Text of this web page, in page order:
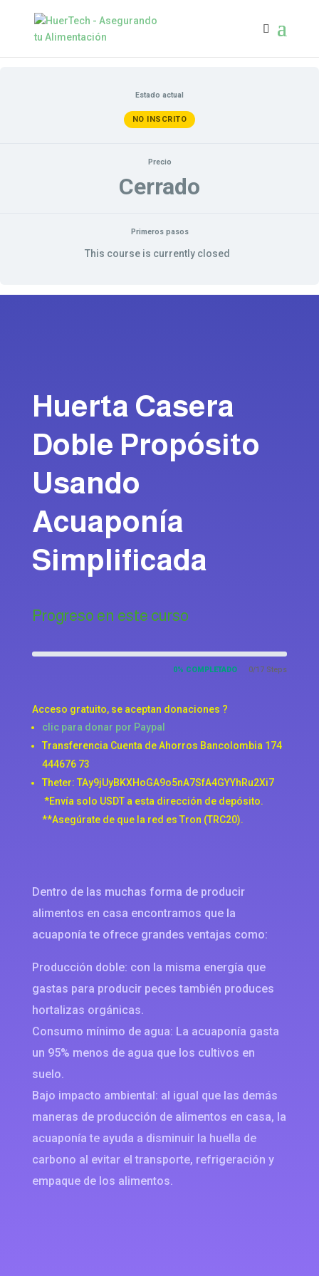
Estado actual
NO INSCRITO
Precio
Cerrado
Primeros pasos
This course is currently closed
Huerta Casera
Doble Propósito
Usando
Acuaponía
Simplificada
Progreso en este curso
0% COMPLETADO 0/17 Steps
Acceso gratuito, se aceptan donaciones ?
clic para donar por Paypal
Transferencia Cuenta de Ahorros Bancolombia 174
444676 73
Theter: TAy9jUyBKXHoGA9o5nA7SfA4GYYhRu2Xi7
*Envía solo USDT a esta dirección de depósito.
**Asegúrate de que la red es Tron (TRC20).
Dentro de las muchas forma de producir
alimentos en casa encontramos que la
acuaponía te ofrece grandes ventajas como:
Producción doble: con la misma energía que
gastas para producir peces también produces
hortalizas orgánicas.
Consumo mínimo de agua: La acuaponía gasta
un 95% menos de agua que los cultivos en
suelo.
Bajo impacto ambiental: al igual que las demás
maneras de producción de alimentos en casa, la
acuaponía te ayuda a disminuir la huella de
carbono al evitar el transporte, refrigeración y
empaque de los alimentos.